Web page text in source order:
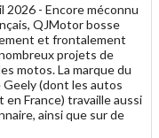
2026 - Encore méconnu
QJMotor bosse
et frontalement
projets de
motos. La marque du
Geely (dont les autos
en France) travaille aussi
ainsi que sur de